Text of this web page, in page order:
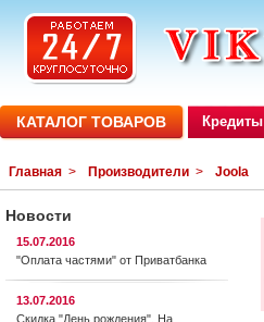
КАТАЛОГ ТОВАРОВ Кредиты
Главная > Производители > Joola
Новости
15.07.2016
"Оплата частями" от Приватбанка
13.07.2016
Скидка "День рождения". На